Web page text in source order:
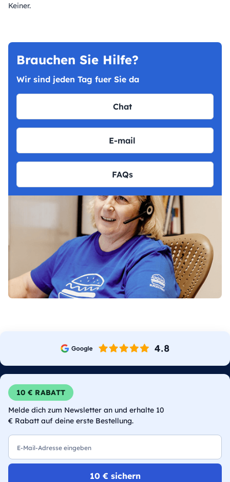
Keiner.
Brauchen Sie Hilfe?
Wir sind jeden Tag fuer Sie da
Chat
E-mail
FAQs
10 € RABATT
Melde dich zum Newsletter an und erhalte 10
€ Rabatt auf deine erste Bestellung.
10 € sichern